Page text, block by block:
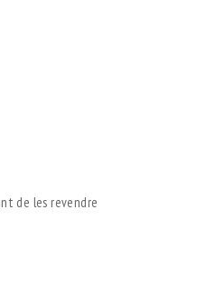
de les revendre